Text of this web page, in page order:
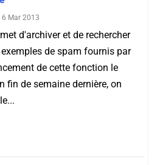
6 Mar 2013
d'archiver et de rechercher
de spam fournis par
de cette fonction le
fin de semaine dernière, on